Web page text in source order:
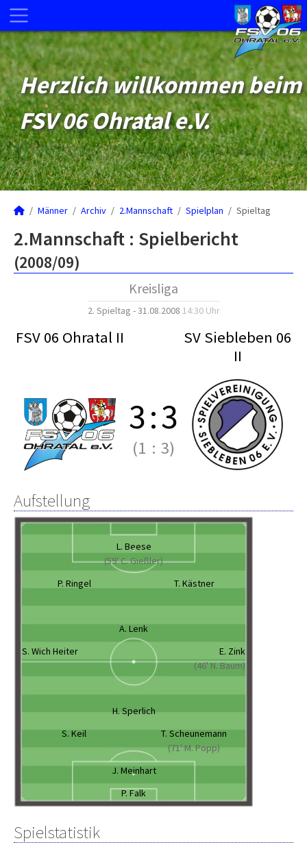
Herzlich willkommen beim
FSV 06 Ohratal e.V.
Männer Archiv 2.Mannschaft Spielplan Spieltag
2.Mannschaft : Spielbericht
(2008/09)
Kreisliga
2. Spieltag - 31.08.2008 14:30 Uhr
FSV 06 Ohratal II
SV Siebleben 06
II
3:3
(1 : 3)
Aufstellung
L. Beese
(59' C. Gießler)
P. Ringel
T. Kästner
A. Lenk
S. Wich Heiter
E. Zink
(46' N. Baum)
H. Sperlich
S. Keil
T. Scheunemann
(71' M. Popp)
J. Meinhart
P. Falk
Spielstatistik